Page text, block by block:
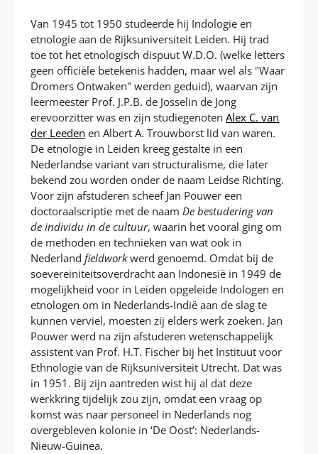
Van 1945 tot 1950 studeerde hij Indologie en
etnologie aan de Rijksuniversiteit Leiden. Hij trad
toe tot het etnologisch dispuut W.D.O. (welke letters
geen officiële betekenis hadden, maar wel als "Waar
Dromers Ontwaken" werden geduid), waarvan zijn
leermeester Prof. J.P.B. de Josselin de Jong
erevoorzitter was en zijn studiegenotenAlex C. van
der Leeden en Albert A. Trouwborst lid van waren.
De etnologie in Leiden kreeg gestalte in een
Nederlandse variant van structuralisme, die later
bekend zou worden onder de naam Leidse Richting.
Voor zijn afstuderen scheef Jan Pouwer een
doctoraalscriptie met de naamDe bestudering van
de individu in de cultuur, waarin het vooral ging om
de methoden en technieken van wat ook in
Nederlandfieldworkwerd genoemd. Omdat bij de
soevereiniteitsoverdracht aan Indonesië in 1949 de
mogelijkheid voor in Leiden opgeleide Indologen en
etnologen om in Nederlands-Indië aan de slag te
kunnen verviel, moesten zij elders werk zoeken. Jan
Pouwer werd na zijn afstuderen wetenschappelijk
assistent van Prof. H.T. Fischer bij het Instituut voor
Ethnologie van de Rijksuniversiteit Utrecht. Dat was
in 1951. Bij zijn aantreden wist hij al dat deze
werkkring tijdelijk zou zijn, omdat een vraag op
komst was naar personeel in Nederlands nog
overgebleven kolonie in ‘De Oost’: Nederlands-
Nieuw-Guinea.